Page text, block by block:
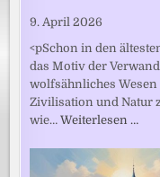
9. April 2026
<pSchon in den
das Motiv der
wolfsähnliches
Zivilisation und Natur
wie…Weiterlesen …